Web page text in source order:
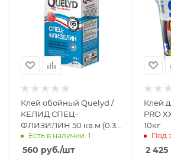
Клей обойный Quelyd /
КЕЛИД СПЕЦ-
ФЛИЗИЛИН 50 кв.м (0.3
кг) арт. 228435
Есть в наличии: 1
560 руб./шт
Клей
PRO
10кг
Под
2 425